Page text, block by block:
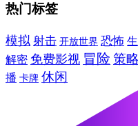
热门标签
模拟 射击 开放世界 恐怖
解密 免费影视 冒险 策略
播 卡牌 休闲